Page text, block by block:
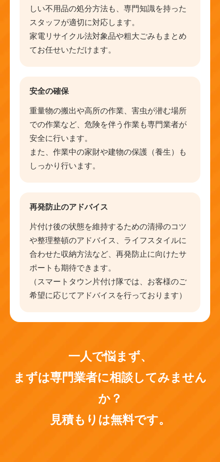
しい不用品の処分方法も、専門知識を持った
スタッフが適切に対応します。
家電リサイクル法対象品や粗大ごみもまとめ
てお任せいただけます。
安全の確保
重量物の搬出や高所の作業、害虫が潜む場所
での作業など、危険を伴う作業も専門業者が
安全に行います。
また、作業中の家財や建物の保護（養生）も
しっかり行います。
再発防止のアドバイス
片付け後の状態を維持するための清掃のコツ
や整理整頓のアドバイス、ライフスタイルに
合わせた収納方法など、再発防止に向けたサ
ポートも期待できます。
（スマートタウン片付け隊では、お客様のご
希望に応じてアドバイスを行っております）
一人で悩まず、
まずは専門業者に相談してみません
か？
見積もりは無料です。